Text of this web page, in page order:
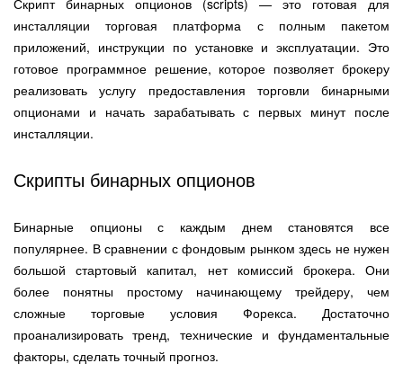
Скрипт бинарных опционов (scripts) — это готовая для
инсталляции торговая платформа с полным пакетом
приложений, инструкции по установке и эксплуатации. Это
готовое программное решение, которое позволяет брокеру
реализовать услугу предоставления торговли бинарными
опционами и начать зарабатывать с первых минут после
инсталляции.
Скрипты бинарных опционов
Бинарные опционы с каждым днем становятся все
популярнее. В сравнении с фондовым рынком здесь не нужен
большой стартовый капитал, нет комиссий брокера. Они
более понятны простому начинающему трейдеру, чем
сложные торговые условия Форекса. Достаточно
проанализировать тренд, технические и фундаментальные
факторы, сделать точный прогноз.